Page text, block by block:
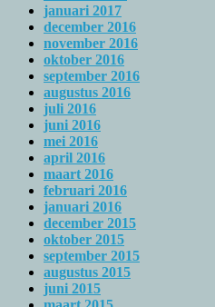
januari 2017
december 2016
november 2016
oktober 2016
september 2016
augustus 2016
juli 2016
juni 2016
mei 2016
april 2016
maart 2016
februari 2016
januari 2016
december 2015
oktober 2015
september 2015
augustus 2015
juni 2015